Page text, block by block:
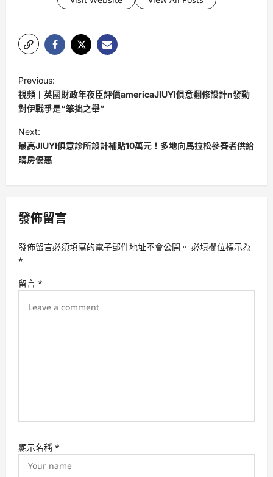
o
s
t
n
a
v
g
a
t
i
Previous:
視頻丨英國財政年夜臣評價americaJIUYI俱意翻修設計n發動
對伊戰爭是“笨拙之舉”
Next:
最高JIUYI俱意診所設計補貼10萬元！多地向馬拉松參賽者供給
購房優惠
發佈留言
發佈留言必須填寫的電子郵件地址不會公開。 必填欄位標示為
*
留言 *
顯示名稱 *